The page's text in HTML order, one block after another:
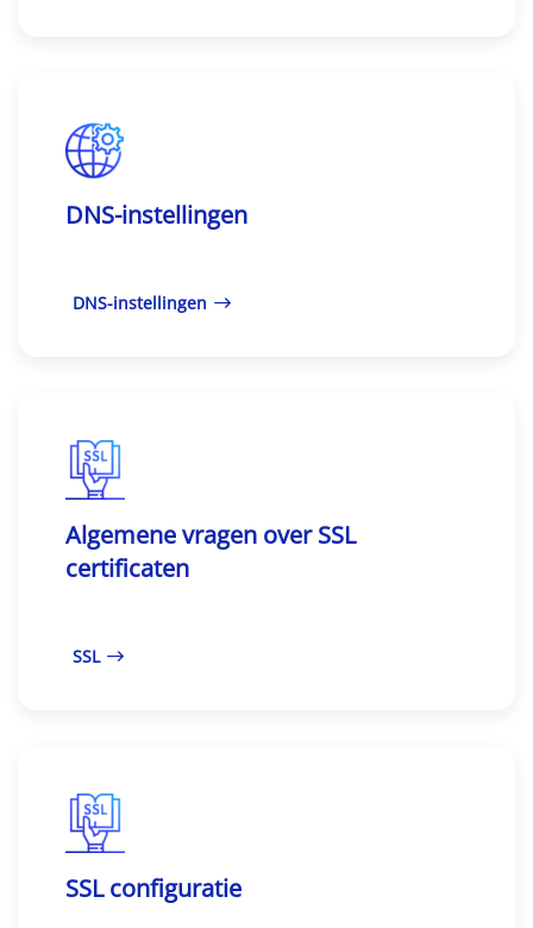
DNS-instellingen
DNS-instellingen
Algemene vragen over SSL
certificaten
SSL
SSL configuratie